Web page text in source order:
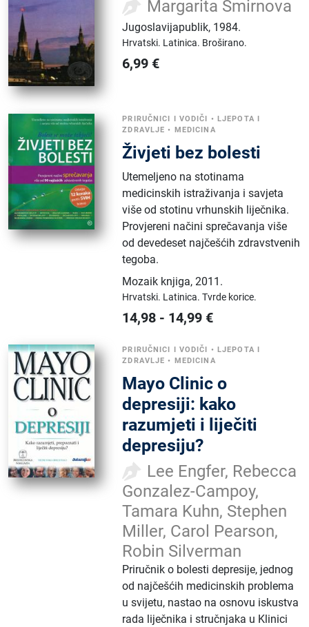
Margarita Smirnova
Jugoslavijapublik, 1984.
Hrvatski. Latinica. Broširano.
6,99 €
PRIRUČNICI I VODIČI • LJEPOTA I
ZDRAVLJE • MEDICINA
Živjeti bez bolesti
Utemeljeno na stotinama
medicinskih istraživanja i savjeta
više od stotinu vrhunskih liječnika.
Provjereni načini sprečavanja više
od devedeset najčešćih zdravstvenih
tegoba.
Mozaik knjiga,2011.
Hrvatski. Latinica.Tvrde korice.
14,98 - 14,99 €
PRIRUČNICI I VODIČI • LJEPOTA I
ZDRAVLJE • MEDICINA
Mayo Clinic o
depresiji: kako
razumjeti i liječiti
depresiju?
Lee Engfer, Rebecca
Gonzalez-Campoy,
Tamara Kuhn, Stephen
Miller, Carol Pearson,
Robin Silverman
Priručnik o bolesti depresije, jednog
od najčešćih medicinskih problema
u svijetu, nastao na osnovu iskustva
rada liječnika i stručnjaka u Klinici